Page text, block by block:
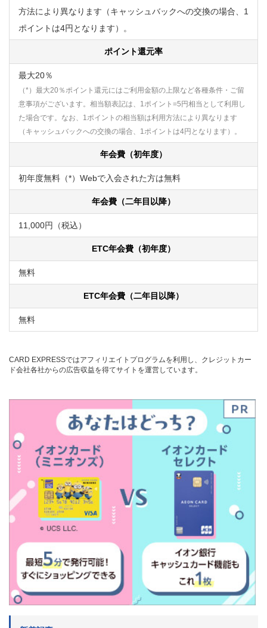
方法により異なります（キャッシュバックへの交換の場合、1
ポイントは4円となります）。
ポイント還元率
最大20％
（*）最大20％ポイント還元にはご利用金額の上限など各種条件・ご留
意事項がございます。相当額表記は、1ポイント=5円相当として利用し
た場合です。なお、1ポイントの相当額は利用方法により異なります
（キャッシュバックへの交換の場合、1ポイントは4円となります）。
年会費（初年度）
初年度無料（*）Webで入会された方は無料
年会費（二年目以降）
11,000円（税込）
ETC年会費（初年度）
無料
ETC年会費（二年目以降）
無料
CARD EXPRESSではアフィリエイトプログラムを利用し、クレジットカー
ド会社各社からの広告収益を得てサイトを運営しています。